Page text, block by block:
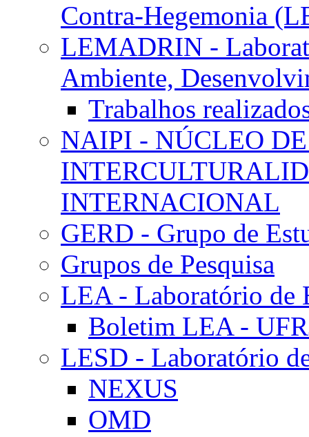
Contra-Hegemonia
LEMADRIN -
Ambiente,
Trabalhos
NAIPI - NÚCLEO
INTERNACIONAL
GERD - Grupo de
Grupos de Pesquisa
LEA - Laboratório de
Boletim LEA -
LESD - Laboratório
NEXUS
OMD